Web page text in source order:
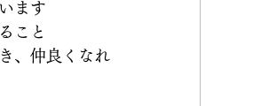
ます
こと
、仲良くなれ